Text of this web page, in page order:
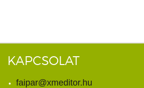
KAPCSOLAT
faipar@xmeditor.hu